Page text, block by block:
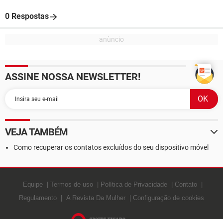
0 Respostas
ASSINE NOSSA NEWSLETTER!
VEJA TAMBÉM
Como recuperar os contatos excluídos do seu dispositivo móvel
Equipe Termos de uso Política de Privacidade
Contato
Regulamento
A Revista Da Mulher Configuração de cookies